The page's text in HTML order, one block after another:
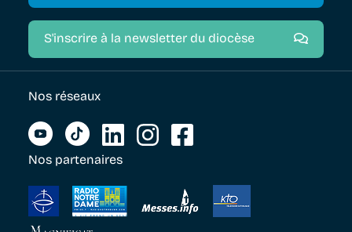
S'inscrire à la newsletter du diocèse
Nos réseaux
Nos partenaires